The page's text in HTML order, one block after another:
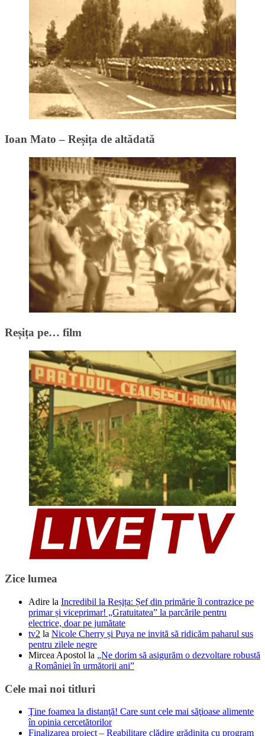
Ioan Mato – Reșița de altădată
Reșița pe… film
Zice lumea
Adire la Incredibil la Reșița: Șef din primărie îi contrazice pe
primar și viceprimar! „Gratuitatea” la parcările pentru
electrice, doar pe jumătate
tv2 la Nicole Cherry și Puya ne invită să ridicăm paharul sus
pentru zilele negre
Mircea Apostol la „Ne dorim să asigurăm o dezvoltare robustă
a României în următorii ani”
Cele mai noi titluri
Ţine foamea la distanţă! Care sunt cele mai săţioase alimente
în opinia cercetătorilor
Finalizarea proiect – Reabilitare clădire grădinița cu program